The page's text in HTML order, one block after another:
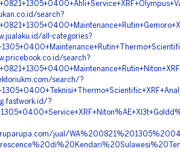
search?
all-categories?
search?
search/?
?
jual/